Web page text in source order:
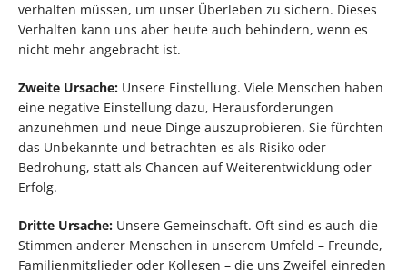
verhalten müssen, um unser Überleben zu sichern. Dieses
Verhalten kann uns aber heute auch behindern, wenn es
nicht mehr angebracht ist.
Zweite Ursache: Unsere Einstellung. Viele Menschen haben
eine negative Einstellung dazu, Herausforderungen
anzunehmen und neue Dinge auszuprobieren. Sie fürchten
das Unbekannte und betrachten es als Risiko oder
Bedrohung, statt als Chancen auf Weiterentwicklung oder
Erfolg.
Dritte Ursache: Unsere Gemeinschaft. Oft sind es auch die
Stimmen anderer Menschen in unserem Umfeld – Freunde,
Familienmitglieder oder Kollegen – die uns Zweifel einreden